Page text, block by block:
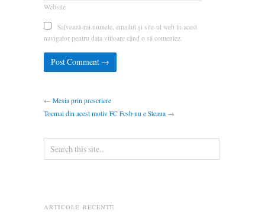
Website
Salvează-mi numele, emailul și site-ul web în acest
navigator pentru data viitoare când o să comentez.
← Mesia prin prescriere
Tocmai din acest motiv FC Fcsb nu e Steaua →
ARTICOLE RECENTE